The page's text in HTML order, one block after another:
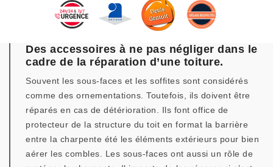
Des accessoires à ne pas négliger dans le
cadre de la réparation d’une toiture.
Souvent les sous-faces et les soffites sont considérés
comme des ornementations. Toutefois, ils doivent être
réparés en cas de détérioration. Ils font office de
protecteur de la structure du toit en format la barrière
entre la charpente été les éléments extérieurs pour bien
aérer les combles. Les sous-faces ont aussi un rôle de